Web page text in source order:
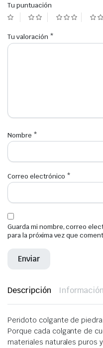
Tu puntuación
Tu valoración *
Nombre *
Correo electrónico *
Guarda mi nombre, correo
para la próxima vez que
Descripción
Peridoto colgante de
Porque cada colgante de
materiales naturales puros